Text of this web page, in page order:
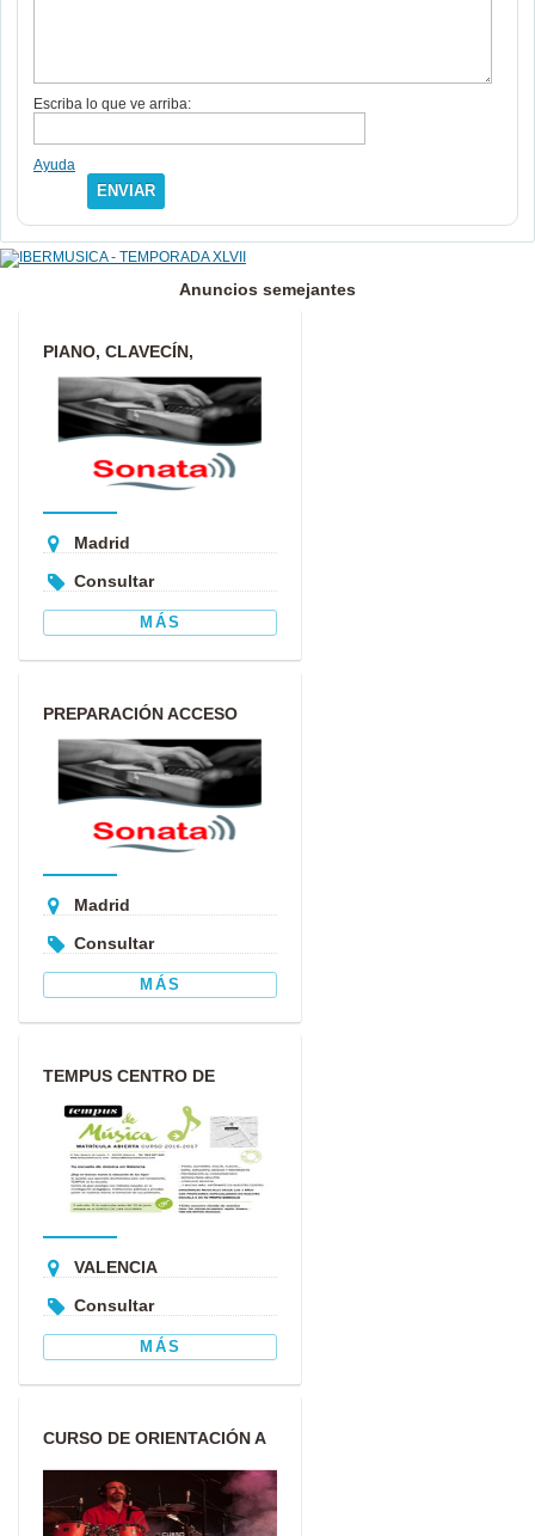
Escriba lo que ve arriba:
Ayuda
ENVIAR
Anuncios semejantes
PIANO, CLAVECÍN,
ARMONÍA, ANÁLISIS,
COMPOSICIÓN, I...
Madrid
Consultar
MÁS
PREPARACIÓN ACCESO
CONSERVATORIO Y ABRSM
Madrid
Consultar
MÁS
TEMPUS CENTRO DE
INVESTIGACIÓN Y DIFUSIÓN
MUSICAL
VALENCIA
Consultar
MÁS
CURSO DE ORIENTACIÓN A
LOS ESTUDIOS
SUPERIORES DE...